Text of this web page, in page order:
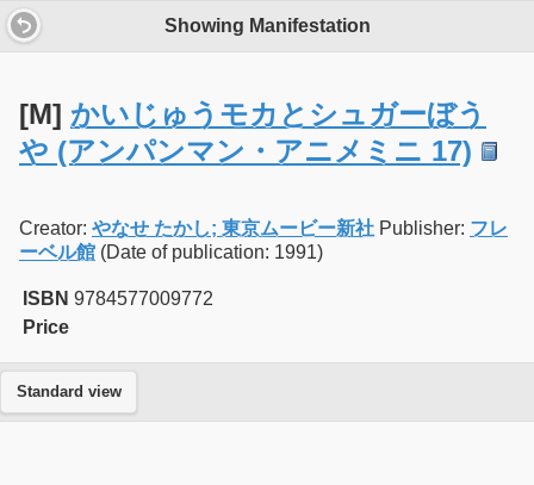
Showing Manifestation
[M] かいじゅうモカとシュガーぼう
や (アンパンマン・アニメミニ 17)
Creator: やなせ たかし; 東京ムービー新社 Publisher: フレ
ーベル館 (Date of publication: 1991)
ISBN 9784577009772
Price
Standard view